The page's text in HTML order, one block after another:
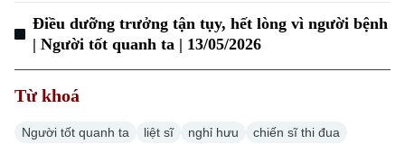
Chuyên mục
Thời sự
Điều dưỡng trưởng tận tụy, hết lòng vì người bệnh
| Người tốt quanh ta | 13/05/2026
Từ khoá
Người tốt quanh ta liệt sĩ nghỉ hưu chiến sĩ thi đua